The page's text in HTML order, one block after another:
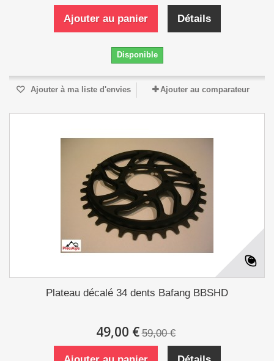
Ajouter au panier Détails
Disponible
Ajouter à ma liste d'envies Ajouter au comparateur
Plateau décalé 34 dents Bafang BBSHD
49,00 € 59,00 €